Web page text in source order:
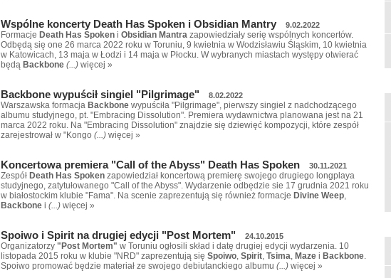
Wspólne koncerty Death Has Spoken i Obsidian Mantry 9.02.2022
Formacje Death Has Spoken i Obsidian Mantra zapowiedziały serię wspólnych koncertów.
Odbędą się one 26 marca 2022 roku w Toruniu, 9 kwietnia w Wodzisławiu Śląskim, 10 kwietnia
w Katowicach, 13 maja w Łodzi i 14 maja w Płocku. W wybranych miastach występy otwierać
będą Backbone (...) więcej »
Backbone wypuścił singiel "Pilgrimage" 8.02.2022
Warszawska formacja Backbone wypuściła "Pilgrimage", pierwszy singiel z nadchodzącego
albumu studyjnego, pt. "Embracing Dissolution". Premiera wydawnictwa planowana jest na 21
marca 2022 roku. Na "Embracing Dissolution" znajdzie się dziewięć kompozycji, które zespół
zarejestrował w "Kongo (...) więcej »
Koncertowa premiera "Call of the Abyss" Death Has Spoken 30.11.2021
Zespół Death Has Spoken zapowiedział koncertową premierę swojego drugiego longplaya
studyjnego, zatytułowanego "Call of the Abyss". Wydarzenie odbędzie sie 17 grudnia 2021 roku
w białostockim klubie "Fama". Na scenie zaprezentują się również formacje Divine Weep,
Backbone i (...) więcej »
Spoiwo i Spirit na drugiej edycji "Post Mortem" 24.10.2015
Organizatorzy "Post Mortem" w Toruniu ogłosili skład i datę drugiej edycji wydarzenia. 10
listopada 2015 roku w klubie "NRD" zaprezentują się Spoiwo, Spirit, Tsima, Maze i Backbone.
Spoiwo promować będzie materiał ze swojego debiutanckiego albumu (...) więcej »